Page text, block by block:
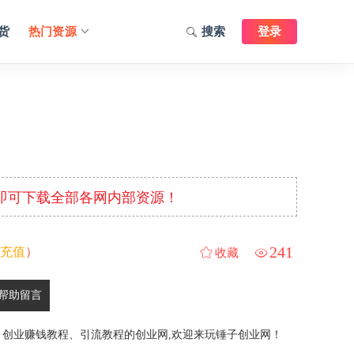
热门资源 登录
搜索
下载全部各网内部资源！
值） 241
收藏
助留言
业赚钱教程、引流教程的创业网,欢迎来玩锤子创业网！